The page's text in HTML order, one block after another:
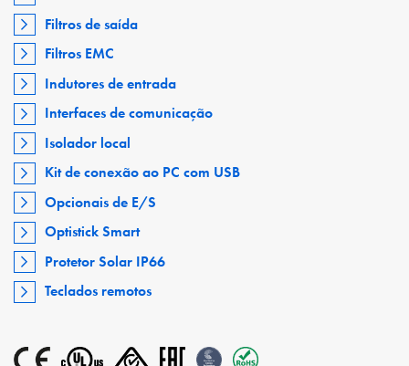
Filtros de saída
Filtros EMC
Indutores de entrada
Interfaces de comunicação
Isolador local
Kit de conexão ao PC com USB
Opcionais de E/S
Optistick Smart
Protetor Solar IP66
Teclados remotos